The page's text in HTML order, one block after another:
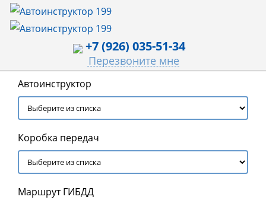
+7 (926) 035-51-34
Перезвоните мне
Автоинструктор
Коробка передач
Маршрут ГИБДД